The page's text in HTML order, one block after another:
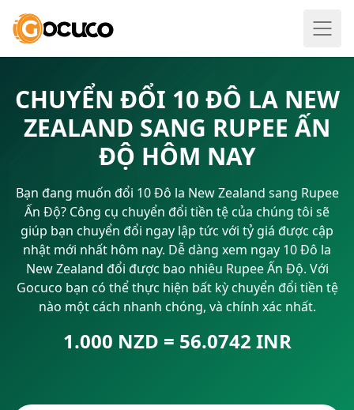
CHUYỂN ĐỔI 10 ĐÔ LA NEW
ZEALAND SANG RUPEE ẤN
ĐỘ HÔM NAY
Bạn đang muốn đổi 10 Đô la New Zealand sang Rupee
Ấn Độ? Công cụ chuyển đổi tiền tệ của chúng tôi sẽ
giúp bạn chuyển đổi ngay lập tức với tỷ giá được cập
nhật mới nhất hôm nay. Dễ dàng xem ngay 10 Đô la
New Zealand đổi được bao nhiêu Rupee Ấn Độ. Với
Gocuco bạn có thể thực hiện bất kỳ chuyển đổi tiền tệ
nào một cách nhanh chóng, và chính xác nhất.
1.000 NZD = 56.0742 INR